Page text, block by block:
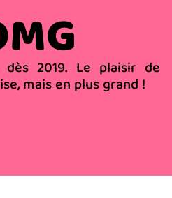
dès 2019. Le plaisir de
mais en plus grand !